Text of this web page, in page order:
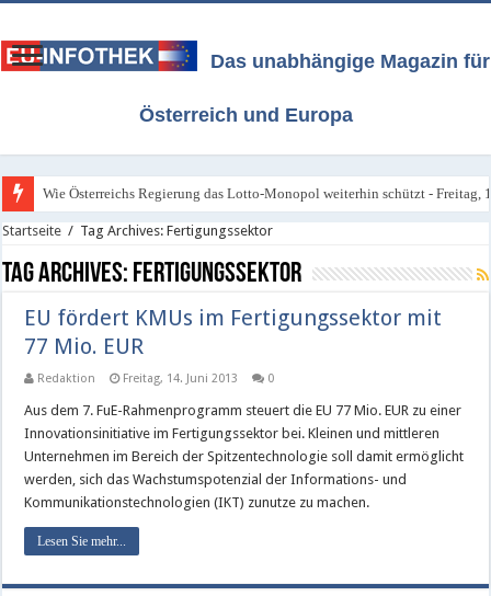
Das unabhängige Magazin für
Österreich und Europa
Wie Österreichs Regierung das Lotto-Monopol weiterhin schützt - Freitag,
Startseite / Tag Archives: Fertigungssektor
Tag Archives: Fertigungssektor
EU fördert KMUs im Fertigungssektor mit
77 Mio. EUR
Redaktion Freitag, 14. Juni 2013 0
Aus dem 7. FuE-Rahmenprogramm steuert die EU 77 Mio. EUR zu einer
Innovationsinitiative im Fertigungssektor bei. Kleinen und mittleren
Unternehmen im Bereich der Spitzentechnologie soll damit ermöglicht
werden, sich das Wachstumspotenzial der Informations- und
Kommunikationstechnologien (IKT) zunutze zu machen.
Lesen Sie mehr...